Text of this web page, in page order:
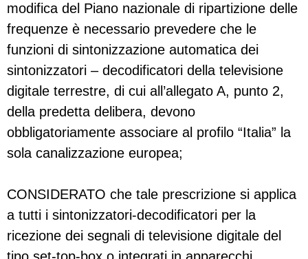
modifica del Piano nazionale di ripartizione delle
frequenze è necessario prevedere che le
funzioni di sintonizzazione automatica dei
sintonizzatori – decodificatori della televisione
digitale terrestre, di cui all’allegato A, punto 2,
della predetta delibera, devono
obbligatoriamente associare al profilo “Italia” la
sola canalizzazione europea;
CONSIDERATO che tale prescrizione si applica
a tutti i sintonizzatori-decodificatori per la
ricezione dei segnali di televisione digitale del